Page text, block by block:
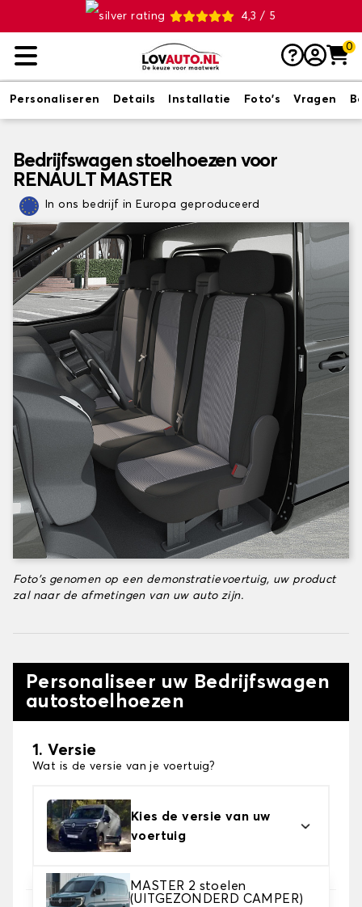
4,3 / 5
0
Personaliseren Details Installatie Foto's Vragen
Bedrijfswagen stoelhoezen voor
RENAULT MASTER
In ons bedrijf in Europa geproduceerd
Foto's genomen op een demonstratievoertuig, uw product
zal naar de afmetingen van uw auto zijn.
Personaliseer uw Bedrijfswagen
autostoelhoezen
1. Versie
Wat is de versie van je voertuig?
Kies de versie van uw
voertuig
MASTER 2 stoelen
(UITGEZONDERD CAMPER)